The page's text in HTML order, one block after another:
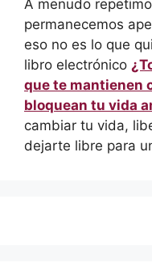
A menudo
permanecemos
eso no es lo que
libro electrónico
que te mantienen
bloquean tu vida
cambiar tu vida,
dejarte libre para